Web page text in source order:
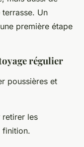
Un
première étape
régulier
poussières et
retirer les
finition.